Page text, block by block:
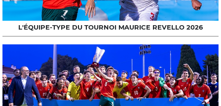
L'ÉQUIPE-TYPE DU TOURNOI MAURICE REVELLO 2026